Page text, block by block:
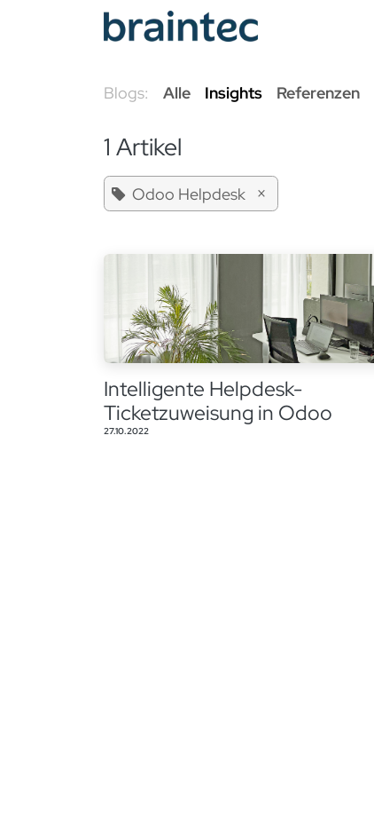
Zum Inhalt springen
Blogs: Alle Insights Referenzen
1 Artikel
Odoo Helpdesk ×
Intelligente Helpdesk-
Ticketzuweisung in Odoo
27.10.2022